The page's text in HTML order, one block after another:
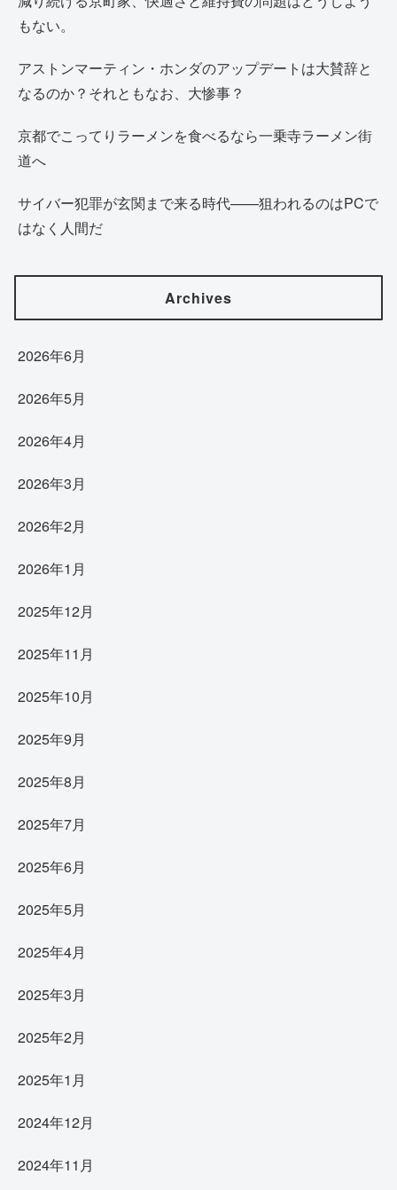
もない。
アストンマーティン・ホンダのアップデートは大賛辞と
なるのか？それともなお、大惨事？
京都でこってりラーメンを食べるなら一乗寺ラーメン街
道へ
サイバー犯罪が玄関まで来る時代——狙われるのはPCで
はなく人間だ
Archives
2026年6月
2026年5月
2026年4月
2026年3月
2026年2月
2026年1月
2025年12月
2025年11月
2025年10月
2025年9月
2025年8月
2025年7月
2025年6月
2025年5月
2025年4月
2025年3月
2025年2月
2025年1月
2024年12月
2024年11月